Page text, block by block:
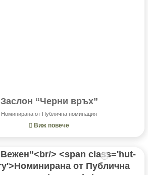
Заслон “Черни връх”
Номинирана от Публична номинация
Виж повече